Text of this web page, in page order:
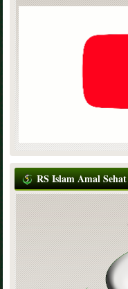
RS Islam Amal Sehat